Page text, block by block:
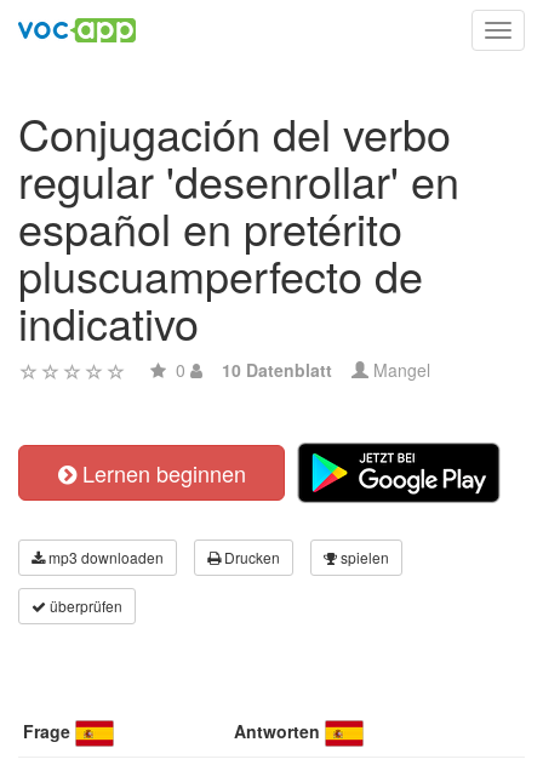
Conjugación del verbo
regular 'desenrollar' en
español en pretérito
pluscuamperfecto de
indicativo
0 10 Datenblatt Mangel
Lernen beginnen
mp3 downloaden Drucken spielen
überprüfen
Frage Antworten